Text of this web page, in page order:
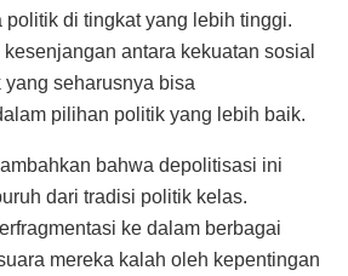
politik di tingkat yang lebih tinggi.
antara kekuatan sosial
seharusnya bisa
pilihan politik yang lebih baik.
bahwa depolitisasi ini
dari tradisi politik kelas.
ke dalam berbagai
mereka kalah oleh kepentingan